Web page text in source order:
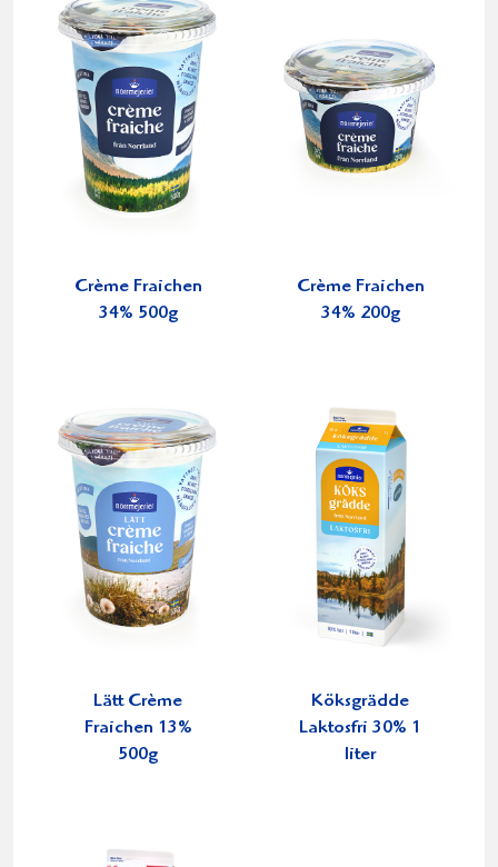
Crème Fraichen
34% 500g
Crème Fraichen
34% 200g
Lätt Crème
Fraichen 13%
500g
Köksgrädde
Laktosfri 30% 1
liter